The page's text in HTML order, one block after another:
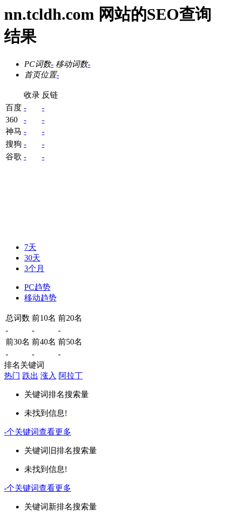
nn.tcldh.com 网站的SEO查询
结果
PC词数- 移动词数-
首页位置-
收录 反链
百度 -
-
360
-
-
神马 -
-
搜狗 -
-
谷歌 - -
7天
30天
3个月
PC趋势
移动趋势
总词数 前10名 前20名
-
-
-
前30名 前40名 前50名
-
-
-
排名关键词
热门 跌出 涨入 阿拉丁
关键词排名搜索量
未找到信息!
-个关键词查看更多
关键词 旧排名搜索量
未找到信息!
-个关键词查看更多
关键词新排名搜索量